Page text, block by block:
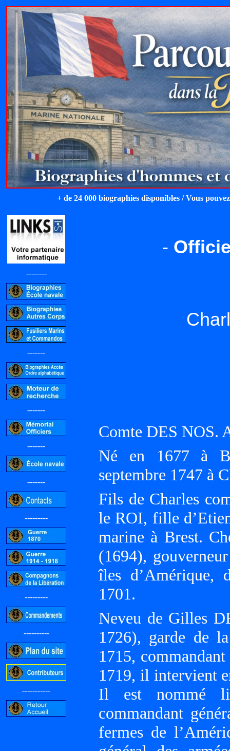
+ de 24 000 biographies disponibles / Vous
--------
-------
-------
-------
-------
---------
---------
----------
-----------
-
Comte DES NOS.
Né en 1677 à
septembre 1747 à
Fils de Charles
le ROI, fille
marine à Brest.
(1694),
îles d’Amérique,
1701.
Neveu de Gilles
1726), garde de
1715,
1719, il intervient
Il est nommé
commandant
fermes de